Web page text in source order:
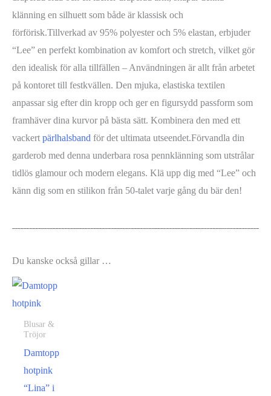
klänning en silhuett som både är klassisk och
förförisk.Tillverkad av 95% polyester och 5% elastan, erbjuder
“Lee” en perfekt kombination av komfort och stretch, vilket gör
den idealisk för alla tillfällen – Användningen är allt från arbetet
på kontoret till festkvällen. Den mjuka, elastiska textilen
anpassar sig efter din kropp och ger en figursydd passform som
framhäver dina kurvor på bästa sätt. Kombinera den med ett
vackertpärlhalsband för det ultimata utseendet.Förvandla din
garderob med denna underbara rosa pennklänning som utstrålar
tidlös glamour och modern elegans. Klä upp dig med “Lee” och
känn dig som en stilikon från 50-talet varje gång du bär den!
Du kanske också gillar …
Blusar &
Tröjor
Damtopp
hotpink
“Lina” i